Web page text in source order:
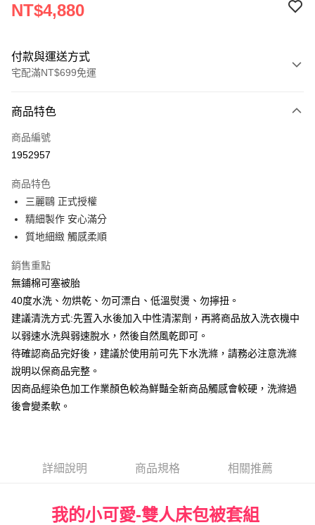
NT$4,880
付款與運送方式
宅配滿NT$699免運
信用卡一次付款
LINE Pay
街口支付
悠遊付
ATM付款
宅配
每筆NT$80，滿NT$699(含以上)免運費
商品特色
商品編號
1952957
商品特色
三麗鷗 正式授權
精細製作 安心滿分
質地細緻 觸感柔順
銷售重點
無鋪棉可塞被胎
40度水洗、勿烘乾、勿可漂白、低溫熨燙、勿擰扭。
建議清洗方式:先置入水後加入中性清潔劑，再將商品放入洗衣機中
以弱速水洗與弱速脫水，然後自然風乾即可。
待確認商品完好後，建議於使用前可先下水洗滌，請務必注意洗滌
說明以保商品完整。
因商品經染色加工作業顏色較為鮮豔全新商品觸感會較硬，洗滌過
後會變柔軟。
詳細說明 商品規格 相關推薦
我的小可愛-雙人床包被套組